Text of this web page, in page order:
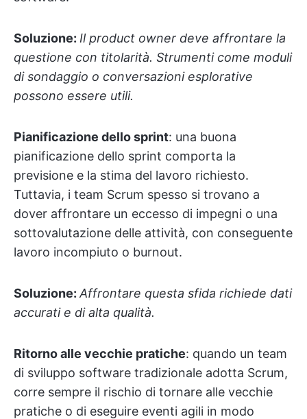
Soluzione: Il product owner deve affrontare la
questione con titolarità. Strumenti come moduli
di sondaggio o conversazioni esplorative
possono essere utili.
Pianificazione dello sprint: una buona
pianificazione dello sprint comporta la
previsione e la stima del lavoro richiesto.
Tuttavia, i team Scrum spesso si trovano a
dover affrontare un eccesso di impegni o una
sottovalutazione delle attività, con conseguente
lavoro incompiuto o burnout.
Soluzione: Affrontare questa sfida richiede dati
accurati e di alta qualità.
Ritorno alle vecchie pratiche: quando un team
di sviluppo software tradizionale adotta Scrum,
corre sempre il rischio di tornare alle vecchie
pratiche o di eseguire eventi agili in modo